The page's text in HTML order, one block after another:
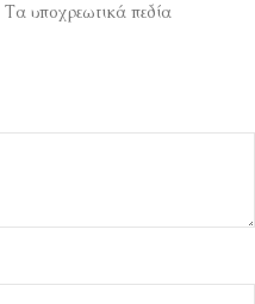
Τα υποχρεωτικά πεδία